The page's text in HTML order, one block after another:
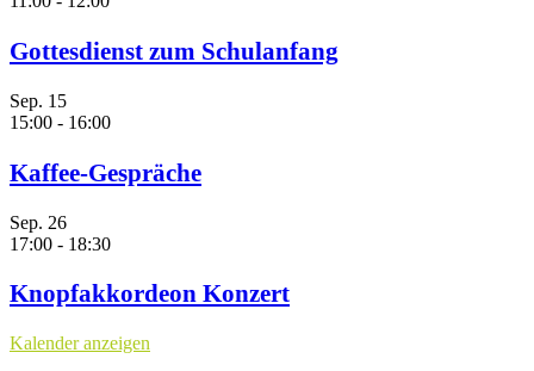
Gottesdienst zum Schulanfang
Sep. 15
15:00 - 16:00
Kaffee-Gespräche
Sep. 26
17:00 - 18:30
Knopfakkordeon Konzert
Kalender anzeigen